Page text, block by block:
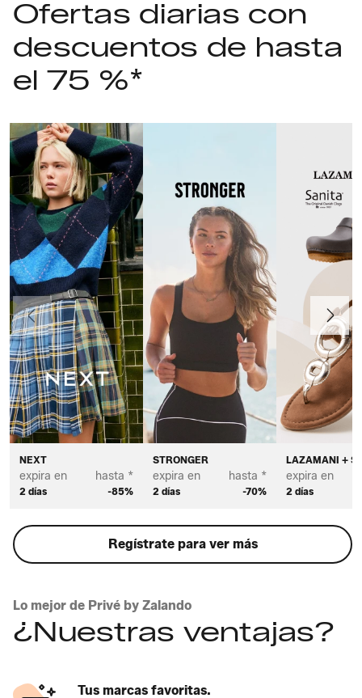
Ofertas diarias con
descuentos de hasta
el 75 %*
NEXT
expira en
2 días
hasta *
-85%
STRONGER
expira en
2 días
hasta *
-70%
LAZAMANI +
expira en
2 días
Anteriormente
Regístrate para ver más
Lo mejor de Privé by Zalando
¿Nuestras ventajas?
Tus marcas favoritas.